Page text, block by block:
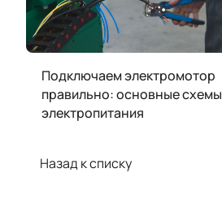
Подключаем электромотор
правильно: основные схемы
электропитания
Назад к списку